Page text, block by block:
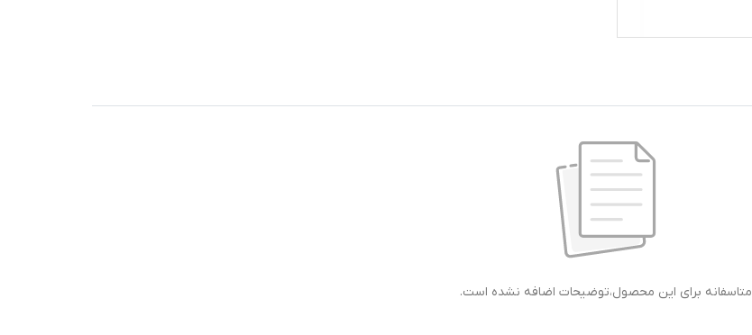
متاسفانه برای این محصول،توضیحات اضافه نشده است.